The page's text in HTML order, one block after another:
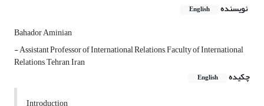
نویسنده English
Bahador Aminian
- Assistant Professor of International Relations, Faculty of International
Relations, Tehran, Iran
چکیده
English